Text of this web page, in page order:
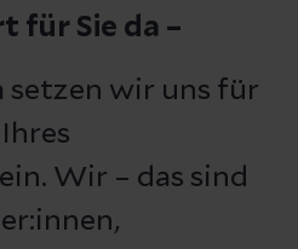
für Sie da –
setzen wir uns für
Wir – das sind